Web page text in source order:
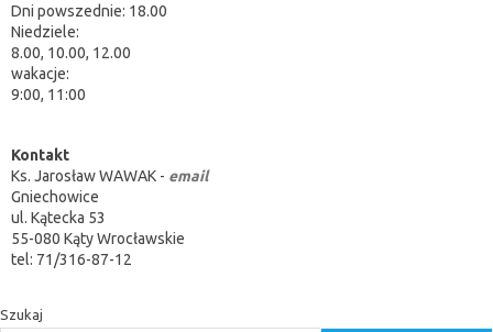
Dni powszednie: 18.00
Niedziele:
8.00, 10.00, 12.00
wakacje:
9:00, 11:00
Kontakt
Ks. Jarosław WAWAK - email
Gniechowice
ul. Kątecka 53
55-080 Kąty Wrocławskie
tel: 71/316-87-12
Szukaj